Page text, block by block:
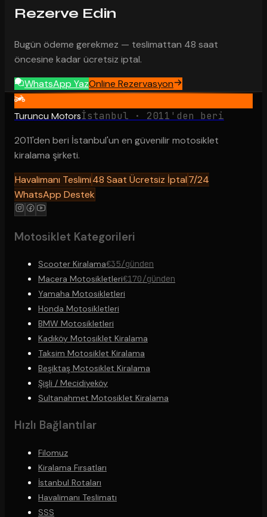
Rezerve Edin
Bugün ödeme gerekmez — teslimattan 48 saat
öncesine kadar ücretsiz iptal.
WhatsApp YazOnline Rezervasyon
Turuncu Motorsİstanbul · 2011'den beri
2011'den beri İstanbul'un en güvenilir motosiklet
kiralama şirketi.
Havalimanı Teslimi48 Saat Ücretsiz İptal7/24
WhatsApp Destek
Motosiklet Kategorileri
Scooter Kiralama€35/günden
Macera Motosikletleri€170/günden
Yamaha Motosikletleri
Honda Motosikletleri
BMW Motosikletleri
Kadıköy Motosiklet Kiralama
Taksim Motosiklet Kiralama
Beşiktaş Motosiklet Kiralama
Şişli / Mecidiyeköy
Sultanahmet Motosiklet Kiralama
Hızlı Bağlantılar
Filomuz
Kiralama Fırsatları
İstanbul Rotaları
Havalimanı Teslimatı
SSS